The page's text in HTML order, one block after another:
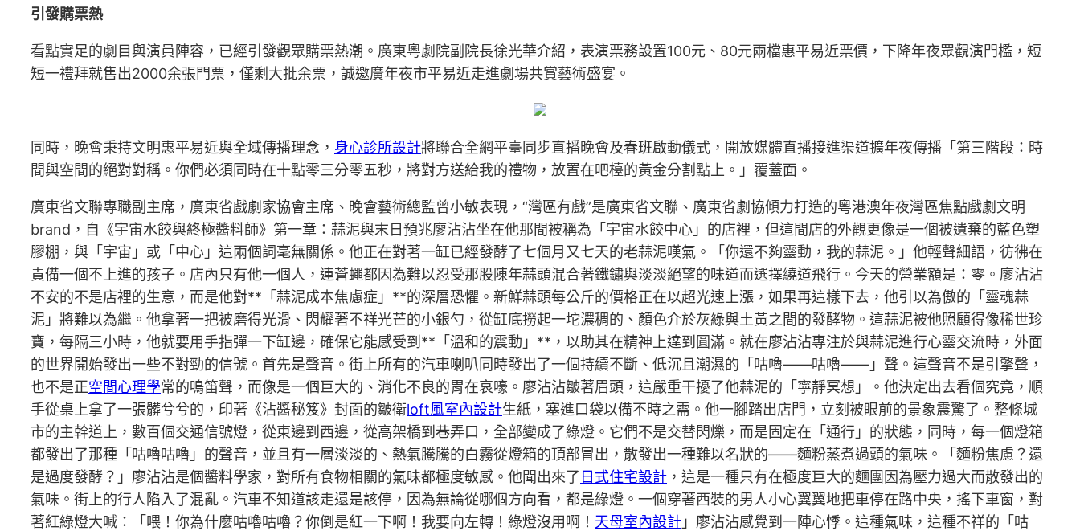
引發購票熱
看點實足的劇目與演員陣容，已經引發觀眾購票熱潮。廣東粵劇院副院長徐光華介紹，表演票務設置100元、80元兩檔惠平易近票價，下降年夜眾觀演門檻，短
短一禮拜就售出2000余張門票，僅剩大批余票，誠邀廣年夜市平易近走進劇場共賞藝術盛宴。
同時，晚會秉持文明惠平易近與全域傳播理念， 身心診所設計將聯合全網平臺同步直播晚會及春班啟動儀式，開放媒體直播接進渠道擴年夜傳播「第三階段：時
間與空間的絕對對稱。你們必須同時在十點零三分零五秒，將對方送給我的禮物，放置在吧檯的黃金分割點上。」覆蓋面。
廣東省文聯專職副主席，廣東省戲劇家協會主席、晚會藝術總監曾小敏表現，“灣區有戲”是廣東省文聯、廣東省劇協傾力打造的粵港澳年夜灣區焦點戲劇文明
brand，自《宇宙水餃與終極醬料師》第一章：蒜泥與末日預兆廖沾沾坐在他那間被稱為「宇宙水餃中心」的店裡，但這間店的外觀更像是一個被遺棄的藍色塑
膠棚，與「宇宙」或「中心」這兩個詞毫無關係。他正在對著一缸已經發酵了七個月又七天的老蒜泥嘆氣。「你還不夠靈動，我的蒜泥。」他輕聲細語，彷彿在
責備一個不上進的孩子。店內只有他一個人，連蒼蠅都因為難以忍受那股陳年蒜頭混合著鐵鏽與淡淡絕望的味道而選擇繞道飛行。今天的營業額是：零。廖沾沾
不安的不是店裡的生意，而是他對**「蒜泥成本焦慮症」**的深層恐懼。新鮮蒜頭每公斤的價格正在以超光速上漲，如果再這樣下去，他引以為傲的「靈魂蒜
泥」將難以為繼。他拿著一把被磨得光滑、閃耀著不祥光芒的小銀勺，從缸底撈起一坨濃稠的、顏色介於灰綠與土黃之間的發酵物。這蒜泥被他照顧得像稀世珍
寶，每隔三小時，他就要用手指彈一下缸邊，確保它能感受到**「溫和的震動」**，以助其在精神上達到圓滿。就在廖沾沾專注於與蒜泥進行心靈交流時，外面
的世界開始發出一些不對勁的信號。首先是聲音。街上所有的汽車喇叭同時發出了一個持續不斷、低沉且潮濕的「咕嚕——咕嚕——」聲。這聲音不是引擎聲，
也不是正空間心理學常的鳴笛聲，而像是一個巨大的、消化不良的胃在哀嚎。廖沾沾皺著眉頭，這嚴重干擾了他蒜泥的「寧靜冥想」。他決定出去看個究竟，順
手從桌上拿了一張髒兮兮的，印著《沾醬秘笈》封面的皺衛loft風室內設計生紙，塞進口袋以備不時之需。他一腳踏出店門，立刻被眼前的景象震驚了。整條城
市的主幹道上，數百個交通信號燈，從東邊到西邊，從高架橋到巷弄口，全部變成了綠燈。它們不是交替閃爍，而是固定在「通行」的狀態，同時，每一個燈箱
都發出了那種「咕嚕咕嚕」的聲音，並且有一層淡淡的、熱氣騰騰的白霧從燈箱的頂部冒出，散發出一種難以名狀的——麵粉蒸煮過頭的氣味。「麵粉焦慮？還
是過度發酵？」廖沾沾是個醬料學家，對所有食物相關的氣味都極度敏感。他聞出來了 日式住宅設計 ，這是一種只有在極度巨大的麵團因為壓力過大而散發出的
氣味。街上的行人陷入了混亂。汽車不知道該走還是該停，因為無論從哪個方向看，都是綠燈。一個穿著西裝的男人小心翼翼地把車停在路中央，搖下車窗，對
著紅綠燈大喊：「喂！你為什麼咕嚕咕嚕？你倒是紅一下啊！我要向左轉！綠燈沒用啊！ 天母室內設計 」廖沾沾感覺到一陣心悸。這種氣味，這種不祥的「咕